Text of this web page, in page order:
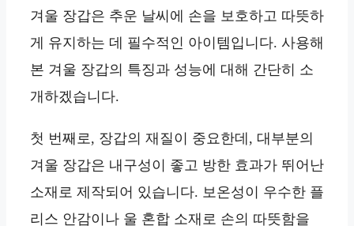
겨울 장갑은 추운 날씨에 손을 보호하고 따뜻하
게 유지하는 데 필수적인 아이템입니다. 사용해
본 겨울 장갑의 특징과 성능에 대해 간단히 소
개하겠습니다.
첫 번째로, 장갑의 재질이 중요한데, 대부분의
겨울 장갑은 내구성이 좋고 방한 효과가 뛰어난
소재로 제작되어 있습니다. 보온성이 우수한 플
리스 안감이나 울 혼합 소재로 손의 따뜻함을